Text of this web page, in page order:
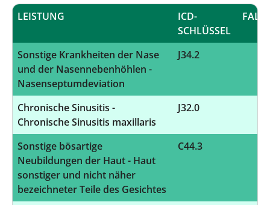
LEISTUNG
ICD-
SCHLÜSSEL
Sonstige Krankheiten der Nase
und der Nasennebenhöhlen -
Nasenseptumdeviation
J34.2
Chronische Sinusitis -
Chronische Sinusitis maxillaris
J32.0
Sonstige bösartige
Neubildungen der Haut - Haut
sonstiger und nicht näher
bezeichneter Teile des Gesichtes
C44.3